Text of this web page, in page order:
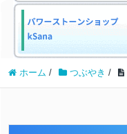
ホーム / つぶやき /